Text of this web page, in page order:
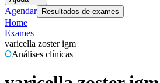
Agendar Resultados de exames
Home
Exames
varicella zoster igm
Análises clínicas